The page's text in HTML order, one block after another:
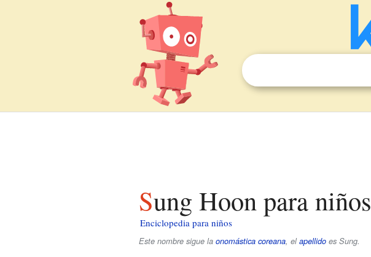
Sung Hoon para niños
Enciclopedia para niños
Este nombre sigue la onomástica coreana, elapellidoes Sung.